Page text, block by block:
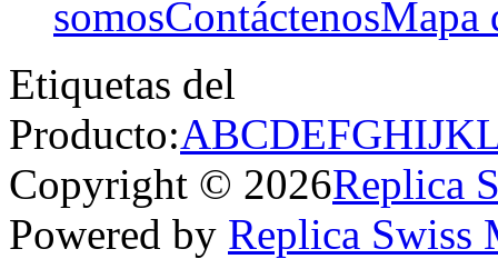
somosContáctenosMapa
Etiquetas del
Producto:ABCDEFGHIJK
Copyright © 2026Replica
Powered by Replica Swiss